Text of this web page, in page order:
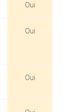
Oui
Oui
Oui